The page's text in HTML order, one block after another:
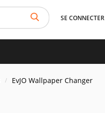
SE CONNECTER
EvJO Wallpaper Changer